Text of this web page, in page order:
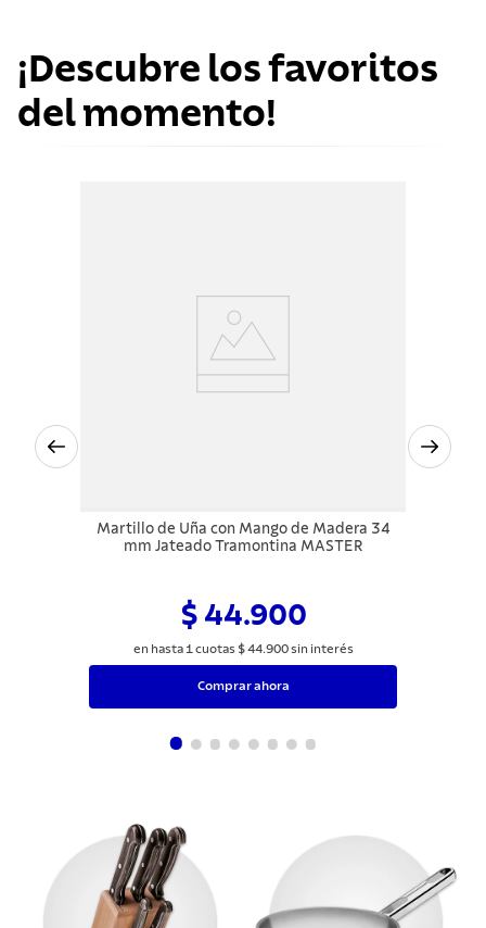
¡Descubre los favoritos
del momento!
Martillo de Uña con Mango de Madera 34
mm Jateado Tramontina MASTER
$ 44.900
en hasta 1 cuotas $ 44.900sin interés
Comprar ahora